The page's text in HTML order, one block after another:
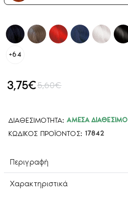
ΔΙΑΘΕΣΙΜΌΤΗΤΑ: ΆΜΕΣΑ ΔΙΑΘΈΣΙΜΟ
ΚΩΔΙΚΌΣ ΠΡΟΪΌΝΤΟΣ: 17842
3,75€5,60€
+64
Περιγραφή
Χαρακτηριστικά